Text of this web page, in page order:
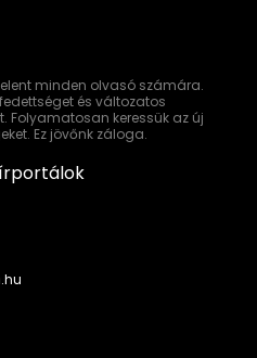
minden olvasó számára.
és változatos
Folyamatosan keressük az új
Ez jövőnk záloga.